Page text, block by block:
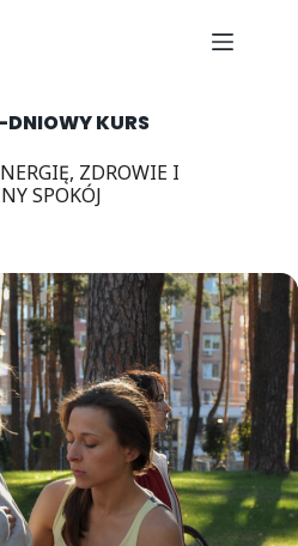
DNIOWY KURS
ZDROWIE I
SPOKÓJ